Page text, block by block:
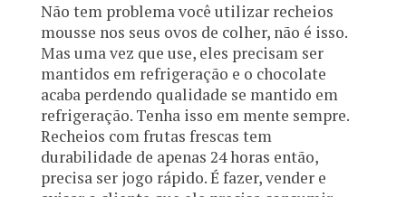
Não tem problema você utilizar recheios
mousse nos seus ovos de colher, não é isso.
Mas uma vez que use, eles precisam ser
mantidos em refrigeração e o chocolate
acaba perdendo qualidade se mantido em
refrigeração. Tenha isso em mente sempre.
Recheios com frutas frescas tem
durabilidade de apenas 24 horas então,
precisa ser jogo rápido. É fazer, vender e